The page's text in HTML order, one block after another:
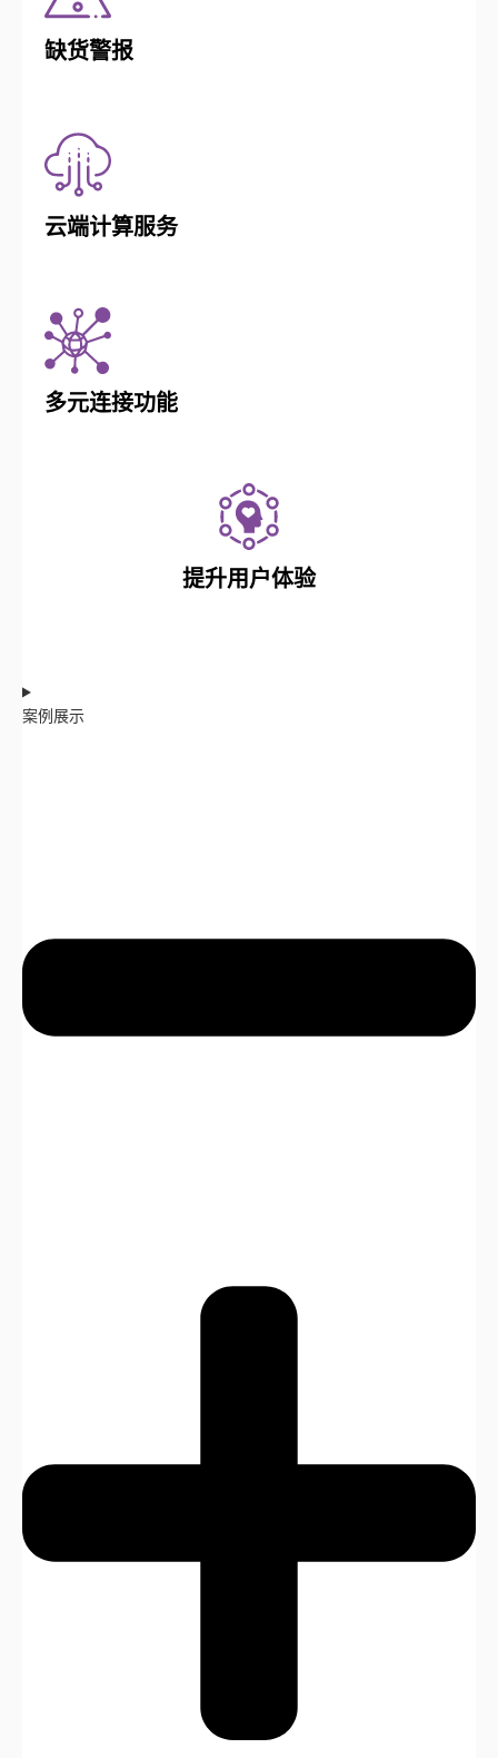
缺货警报
云端计算服务
多元连接功能
提升用户体验
案例展示